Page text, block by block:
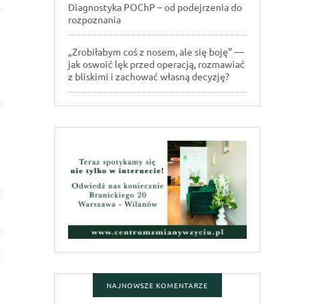
Diagnostyka POChP – od podejrzenia do
rozpoznania
„Zrobiłabym coś z nosem, ale się boję” —
jak oswoić lęk przed operacją, rozmawiać
z bliskimi i zachować własną decyzję?
NAJNOWSZE KOMENTARZE